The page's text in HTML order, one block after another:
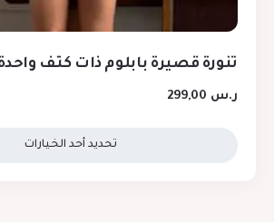
تنورة قصيرة بابلوم ذات كتف
ر.س
تحديد أحد الخيارات